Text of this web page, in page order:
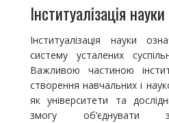
Інституалізація науки
Інституалізація науки
систему усталених
Важливою частиною
створення навчальних і
як університети та
змогу об’єднувати